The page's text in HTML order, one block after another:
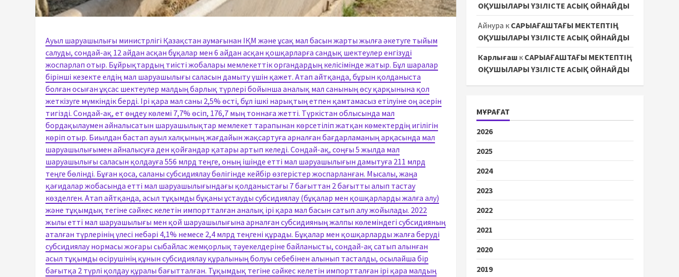
Ауыл шаруашылығы министрлігі Қазақстан аумағынан ІҚМ және ұсақ мал басын жарты жылға әкетуге тыйым
салуды, сондай-ақ 12 айдан асқан бұқалар мен 6 айдан асқан қошқарларға сандық шектеулер енгізуді
жоспарлап отыр. Бұйрықтардың тиісті жобалары мемлекеттік органдардың келісімінде жатыр. Бұл шаралар
бірінші кезекте елдің мал шаруашылығы саласын дамыту үшін қажет. Атап айтқанда, бұрын қолданыста
болған осыған ұқсас шектеулер малдың барлық түрлері бойынша аналық мал санының өсу қарқынына қол
жеткізуге мүмкіндік берді. Ірі қара мал саны 2,5% өсті, бұл ішкі нарықтың етпен қамтамасыз етілуіне оң әсерін
тигізді. Сондай-ақ, ет өңдеу көлемі 7,7% өсіп, 176,7 мың тоннаға жетті. Түркістан облысында мал
бордақылаумен айналысатын шаруашылықтар мемлекет тарапынан көрсетіліп жатқан көмектердің игілігін
көріп отыр. Биылдан бастап ауыл халқының жағдайын жақсартуға арналған бағдарламаның арқасында мал
шаруашылығымен айналысуға ден қойғандар қатары артып келеді. Сондай-ақ, соңғы 5 жылда мал
шаруашылығы саласын қолдауға 556 млрд теңге, оның ішінде етті мал шаруашылығын дамытуға 211 млрд
теңге бөлінді. Бұған қоса, саланы субсидиялау бөлігінде кейбір өзгерістер жоспарланған. Мысалы, жаңа
қағидалар жобасында етті мал шаруашылығындағы қолданыстағы 7 бағыттан 2 бағытты алып тастау
көзделген. Атап айтқанда, асыл тұқымды бұқаны ұстауды субсидиялау (бұқалар мен қошқарларды жалға алу)
және тұқымдық тегіне сәйкес келетін импортталған аналық ірі қара мал басын сатып алу жойылады. 2022
жылы етті мал шаруашылығы мен қой шаруашылығына арналған субсидияның жалпы көлеміндегі субсидияның
аталған түрлерінің үлесі небәрі 4,1% немесе 2,4 млрд теңгені құрады. Бұқалар мен қошқарларды жалға беруді
субсидиялау нормасы жоғары сыбайлас жемқорлық тәуекелдеріне байланысты, сондай-ақ сатып алынған
асыл тұқымды өсірушінің құнын субсидиялау құралының болуы себебінен алынып тасталды, осылайша бір
бағытқа 2 түрлі қолдау құралы бағытталған. Тұқымдық тегіне сәйкес келетін импортталған ірі қара малдың
ОҚУШЫЛАРЫ ҮЗІЛІСТЕ АСЫҚ ОЙНАЙДЫ
Айнура к САРЫАҒАШТАҒЫ МЕКТЕПТІҢ
ОҚУШЫЛАРЫ ҮЗІЛІСТЕ АСЫҚ ОЙНАЙДЫ
Карлығашк САРЫАҒАШТАҒЫ МЕКТЕПТІҢ
ОҚУШЫЛАРЫ ҮЗІЛІСТЕ АСЫҚ ОЙНАЙДЫ
МҰРАҒАТ
2026
2025
2024
2023
2022
2021
2020
2019